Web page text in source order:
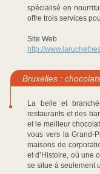
spécialisé en
offre trois services
Site Web
http://
Bruxelles :
La belle et
restaurants et des
et le meilleur
vous vers la Grand-
maisons de
et d’Histoire, où une
se situe à seulement